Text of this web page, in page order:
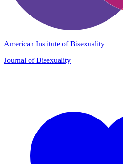
American Institute of Bisexuality
Journal of Bisexuality